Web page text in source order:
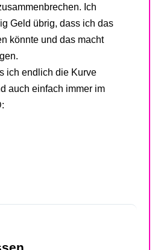
Ich
Geld übrig, dass ich das
könnte und das macht
ich endlich die Kurve
auch einfach immer im